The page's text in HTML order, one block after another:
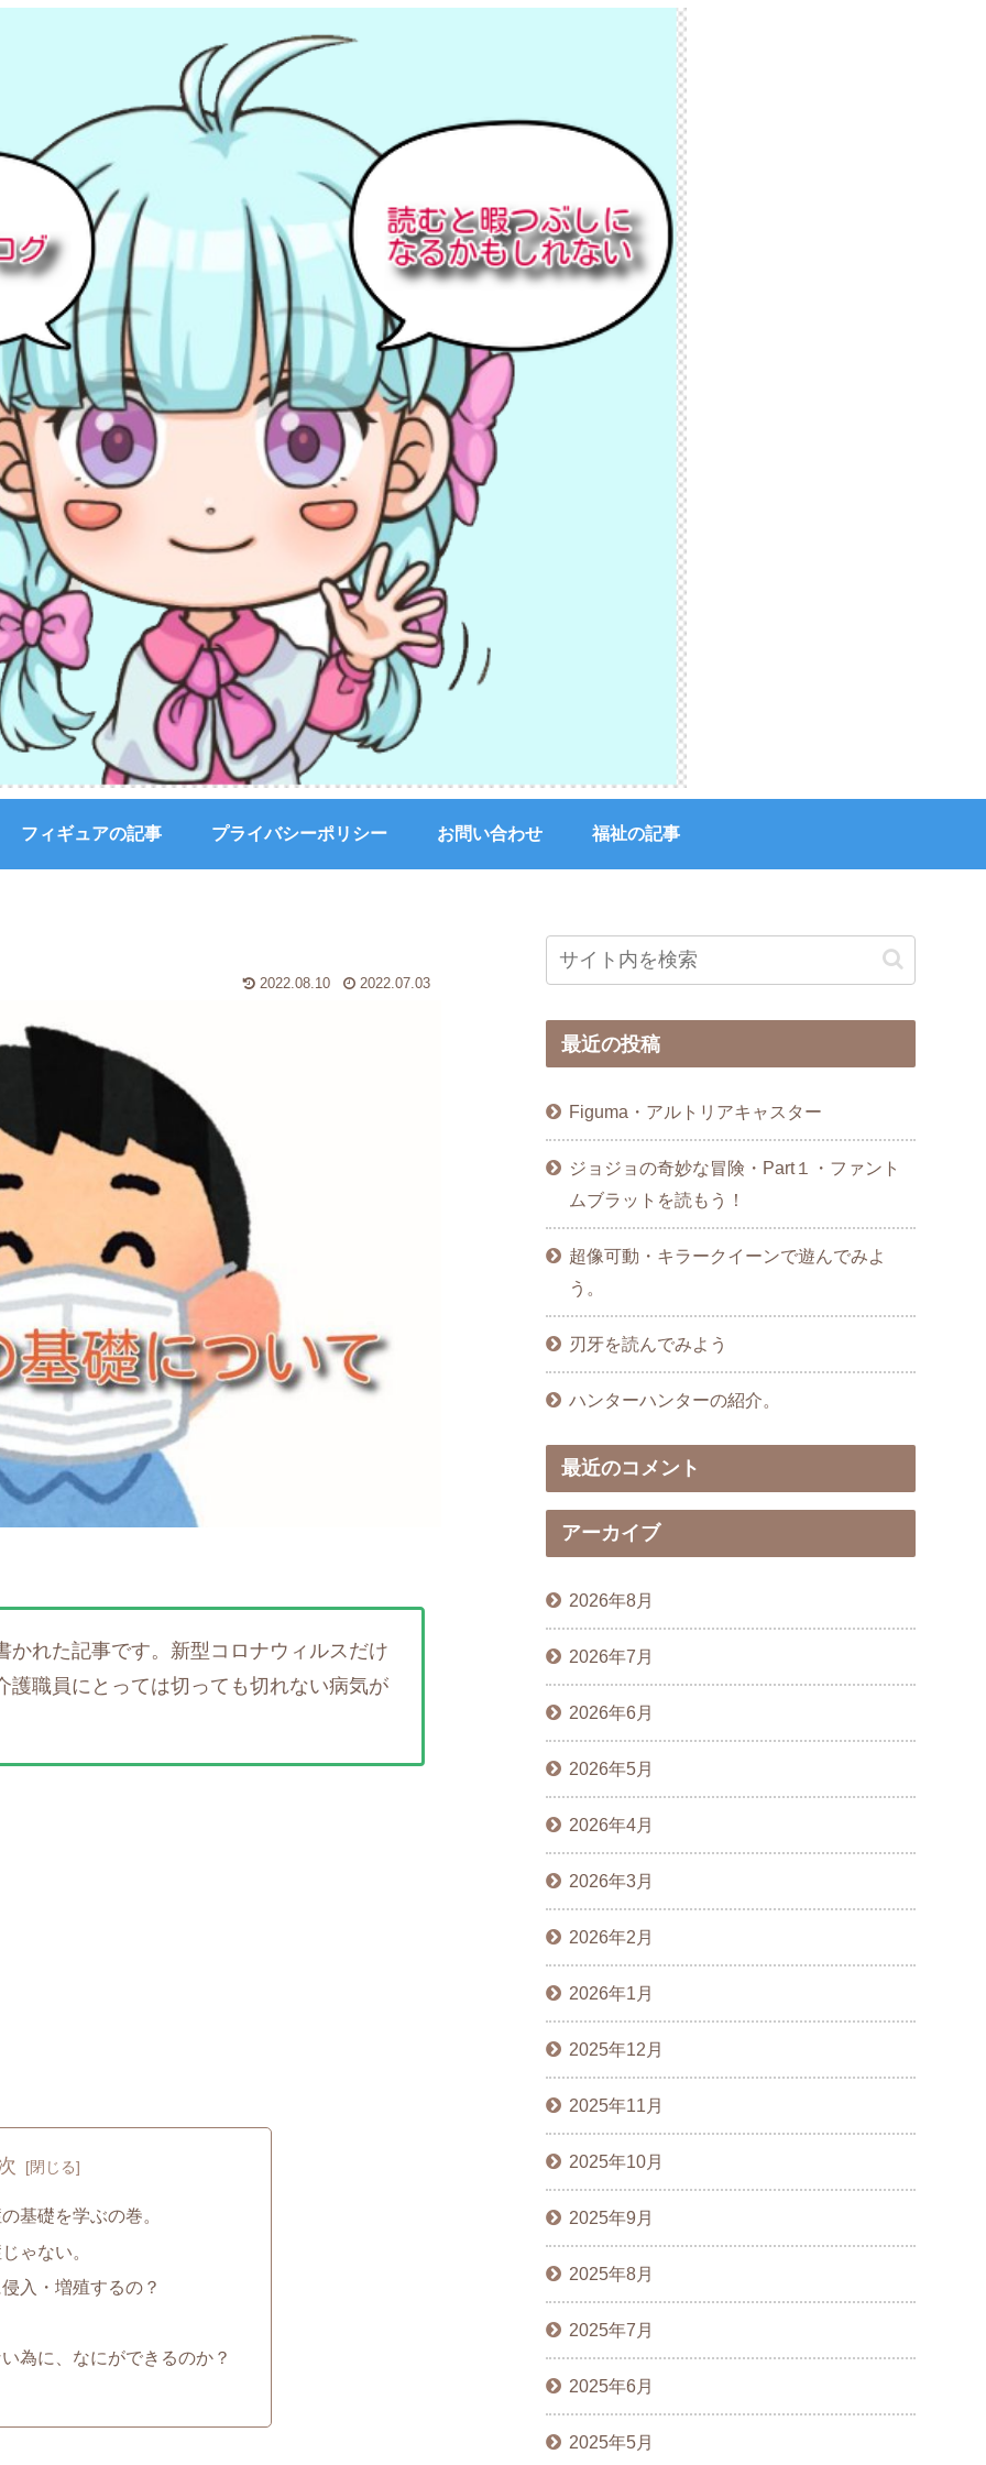
フィギュアの記事 プライバシーポリシー お問い合わせ 福祉の記事
2022.08.10 2022.07.03
れた記事です。新型コロナウィルスだけ
職員にとっては切っても切れない病気が
基礎を学ぶの巻。
ゃない。
入・増殖するの？
為に、なにができるのか？
最近の投稿
Figuma・アルトリアキャスター
ジョジョの奇妙な冒険・Part１・ファント
ムブラットを読もう！
超像可動・キラークイーンで遊んでみよ
う。
刃牙を読んでみよう
ハンターハンターの紹介。
最近のコメント
アーカイブ
2026年8月
2026年7月
2026年6月
2026年5月
2026年4月
2026年3月
2026年2月
2026年1月
2025年12月
2025年11月
2025年10月
2025年9月
2025年8月
2025年7月
2025年6月
2025年5月